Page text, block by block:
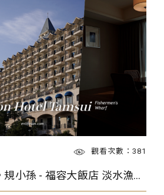
觀看次數：381
享受生活不無聊。規小孫 - 福容大飯店 淡水漁人碼頭